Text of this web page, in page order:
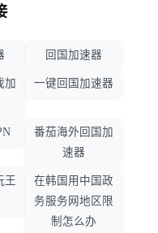
回国加速器
加
一键回国加速器
番茄海外回国加
速器
王
在韩国用中国政
务服务网地区限
制怎么办